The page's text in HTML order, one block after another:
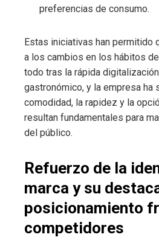
preferencias de consumo.
Estas iniciativas han permitido
a los cambios en los hábitos
todo tras la rápida
gastronómico, y la empresa ha
comodidad, la rapidez y la
resultan fundamentales para
del público.
Refuerzo de la
marca y su
posicionamiento
competidores